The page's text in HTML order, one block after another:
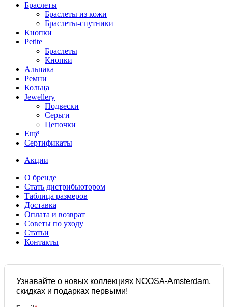
Браслеты
Браслеты из кожи
Браслеты-спутники
Кнопки
Petite
Браслеты
Кнопки
Альпака
Ремни
Кольца
Jewellery
Подвески
Серьги
Цепочки
Ещё
Сертификаты
Акции
О бренде
Стать дистрибьютором
Таблица размеров
Доставка
Оплата и возврат
Советы по уходу
Статьи
Контакты
Узнавайте о новых коллекциях NOOSA-Amsterdam,
скидках и подарках первыми!